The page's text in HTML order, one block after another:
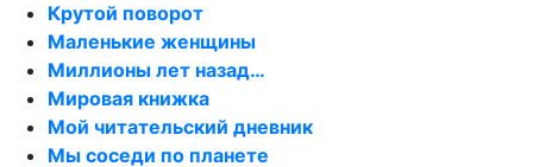
Крутой поворот
Маленькие женщины
Миллионы лет назад…
Мировая книжка
Мой читательский дневник
Мы соседи по планете